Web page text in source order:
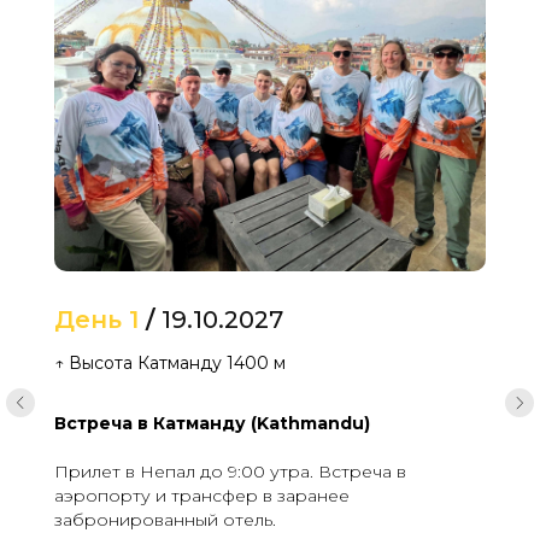
День 1 / 19.10.2027
↑ Высота Катманду 1400 м
Встреча в Катманду (Kathmandu)
Прилет в Непал до 9:00 утра. Встреча в
аэропорту и трансфер в заранее
забронированный отель.